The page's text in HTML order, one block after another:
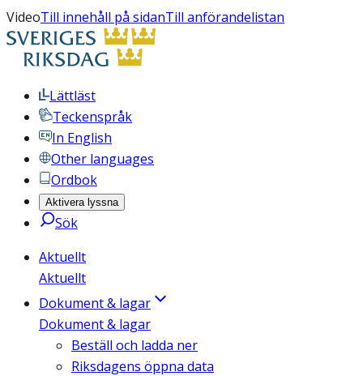
VideoTill innehåll på sidanTill anförandelistan
Lättläst
Teckenspråk
In English
Other languages
Ordbok
Aktivera lyssna
Sök
Aktuellt
Aktuellt
Dokument & lagar
Dokument & lagar
Beställ och ladda ner
Riksdagens öppna data